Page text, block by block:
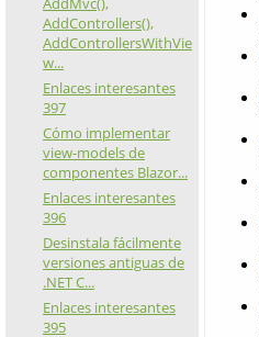
AddControllers(),
AddControllersWithVie
w...
Enlaces interesantes
397
Cómo implementar
view-models de
componentes Blazor...
Enlaces interesantes
396
Desinstala fácilmente
versiones antiguas de
.NET C...
Enlaces interesantes
395